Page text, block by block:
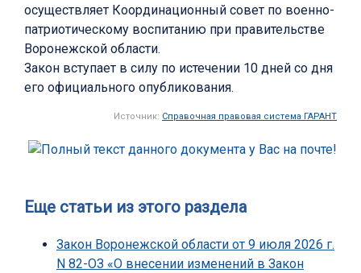
осуществляет Координационный совет по военно-
патриотическому воспитанию при правительстве
Воронежской области.
Закон вступает в силу по истечении 10 дней со дня
его официального опубликования.
Источник: Справочная правовая система ГАРАНТ
Еще статьи из этого раздела
Закон Воронежской области от 9 июля 2026 г.
N 82-ОЗ «О внесении изменений в Закон